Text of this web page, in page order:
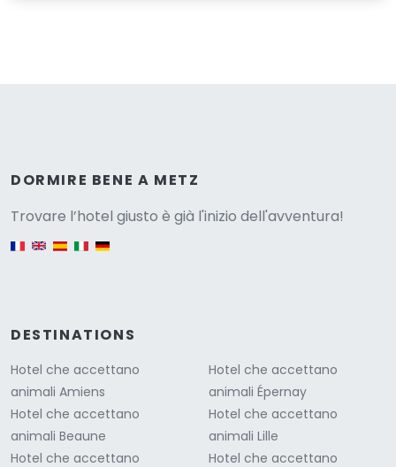
DORMIRE BENE A METZ
Trovare l’hotel giusto è già l'inizio dell'avventura!
DESTINATIONS
Hotel che accettano
animali Amiens
Hotel che accettano
animali Beaune
Hotel che accettano
Hotel che accettano
animali Épernay
Hotel che accettano
animali Lille
Hotel che accettano